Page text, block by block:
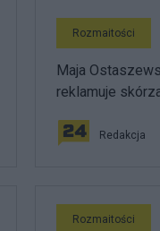
Rozmaitości
Maja
reklamuje
Redakcja
Rozmaitości